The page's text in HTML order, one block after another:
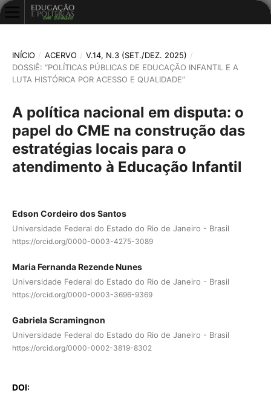
INÍCIO / ACERVO / V.14, N.3 (SET./DEZ. 2025) /
DOSSIÊ: “POLÍTICAS PÚBLICAS DE EDUCAÇÃO INFANTIL E A
LUTA HISTÓRICA POR ACESSO E QUALIDADE”
A política nacional em disputa: o
papel do CME na construção das
estratégias locais para o
atendimento à Educação Infantil
Edson Cordeiro dos Santos
Universidade Federal do Estado do Rio de Janeiro - Brasil
https://orcid.org/0000-0003-4275-3089
Maria Fernanda Rezende Nunes
Universidade Federal do Estado do Rio de Janeiro - Brasil
https://orcid.org/0000-0003-3696-9369
Gabriela Scramingnon
Universidade Federal do Estado do Rio de Janeiro - Brasil
https://orcid.org/0000-0002-3819-8302
DOI: